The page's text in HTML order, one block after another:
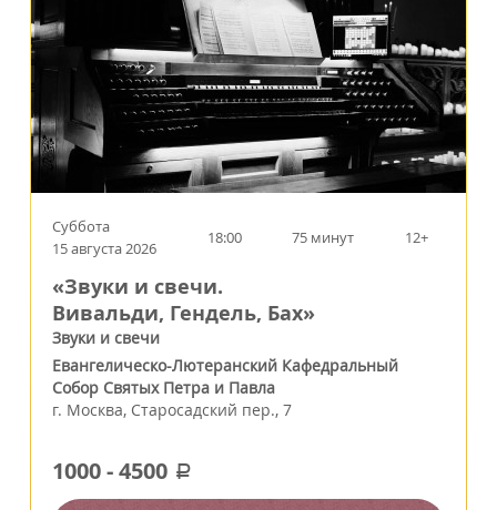
Суббота
15 августа 2026
18:00 75 минут 12+
«Звуки и свечи.
Вивальди, Гендель, Бах»
Звуки и свечи
Евангелическо-Лютеранский Кафедральный
Собор Святых Петра и Павла
г. Москва, Старосадский пер., 7
1000-4500 a